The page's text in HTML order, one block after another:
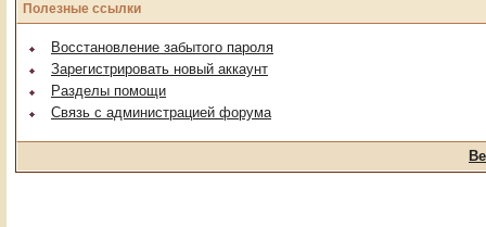
Полезные ссылки
Восстановление забытого пароля
Зарегистрировать новый аккаунт
Разделы помощи
Связь с администрацией форума